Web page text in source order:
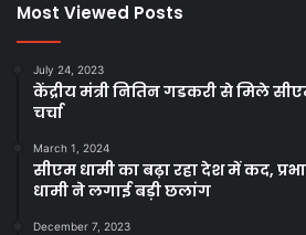
Most Viewed Posts
July 24, 2023
केंद्रीय मंत्री नितिन गडकरी से मिले
चर्चा
March 1, 2024
सीएम धामी का बढ़ा रहा देश में कद,
धामी ने लगाई बड़ी छलांग
December 7, 2023